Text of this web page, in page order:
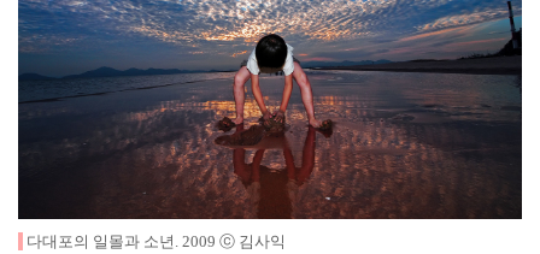
다대포의 일몰과 소년 . 2009 ⓒ 김사익